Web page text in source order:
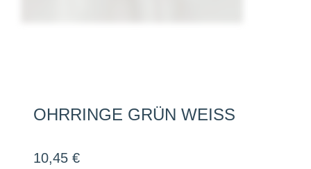
OHRRINGE GRÜN WEISS
10,45 €